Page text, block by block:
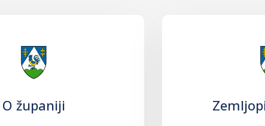
O županiji